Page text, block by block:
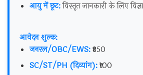
आयु में छूट:विस्तृत जानकारी के लिए
आवेदन शुल्क:
जनरल/OBC/EWS:₹850
SC/ST/PH (दिव्यांग):₹100